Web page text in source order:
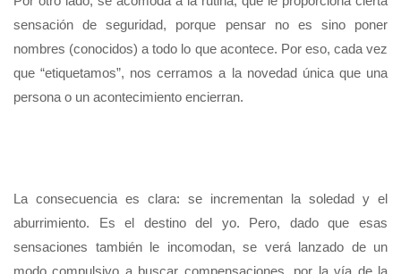
sensación de seguridad, porque pensar no es sino poner
nombres (conocidos) a todo lo que acontece. Por eso, cada vez
que “etiquetamos”, nos cerramos a la novedad única que una
persona o un acontecimiento encierran.
La consecuencia es clara: se incrementan la soledad y el
aburrimiento. Es el destino del yo. Pero, dado que esas
sensaciones también le incomodan, se verá lanzado de un
modo compulsivo a buscar compensaciones, por la vía de la